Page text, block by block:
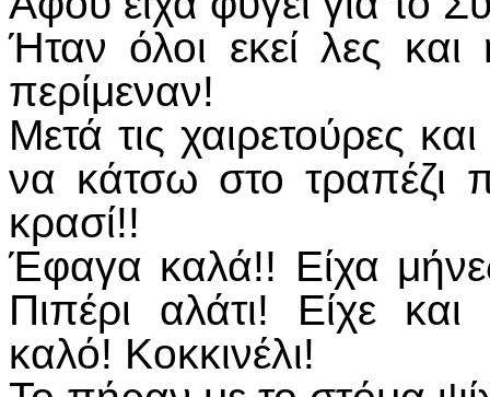
Ήταν όλοι εκεί λες
περίμεναν!
Μετά τις χαιρετούρες
να κάτσω στο τραπέζι
κρασί!!
Έφαγα καλά!! Είχα
Πιπέρι αλάτι! Είχε
καλό! Κοκκινέλι!